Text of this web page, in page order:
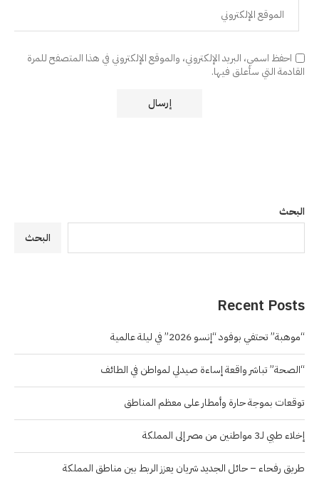
احفظ اسمي، البريد الإلكتروني، والموقع الإلكتروني في هذا المتصفح للمرة
القادمة التي سأعلق فيها.
البحث
البحث
Recent Posts
“موهبة” تحتفي بوفود “إنسو 2026” في ليلة عالمية
“الصحة” تباشر واقعة إساءة صيدلي لمواطن في الطائف
توقعات بموجة حارة وأمطار على معظم المناطق
إخلاء طبي لـ3 مواطنين من مصر إلى المملكة
طريق رفحاء – حائل الجديد شريان يعزز الربط بين مناطق المملكة